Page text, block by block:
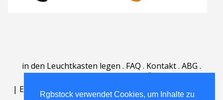
Rgbstock verwendet Cookies, um Inhalte zu
in den Leuchtkasten legen . FAQ . Kontakt. ABG .
| English | Deutsch Español | Polski | Português